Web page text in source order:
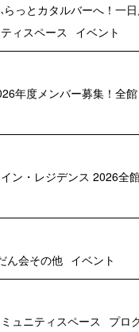
らっとカタルバーへ！一
ィスペース イベント
年度メンバー募集！ 全
ン・レジデンス 2026全
ん会その他 イベント
ュニティスペース プロ